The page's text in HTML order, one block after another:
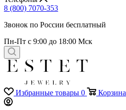
8 (800) 7070-353
Звонок по России бесплатный
Пн-Пт с 9:00 до 18:00 Мск
Избранные товары 0 Корзина